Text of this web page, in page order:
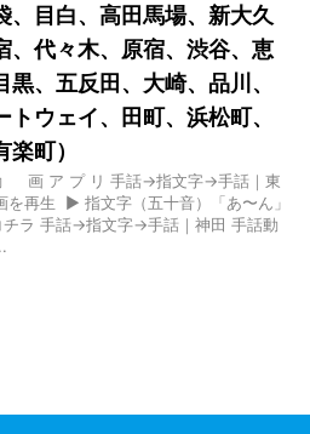
、目白、高田馬場、新大久
、代々木、原宿、渋谷、恵
黒、五反田、大崎、品川、
トウェイ、田町、浜松町、
楽町）
画 ア プ リ 手話→指文字→手話｜東
を再生 ▶ 指文字（五十音）「あ〜ん」
チラ 手話→指文字→手話｜神田 手話動